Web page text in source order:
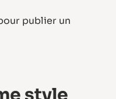
publier un